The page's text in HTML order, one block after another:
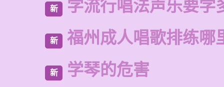
新 学流行唱法声乐要学
新 福州成人唱歌排练哪
新 学琴的危害